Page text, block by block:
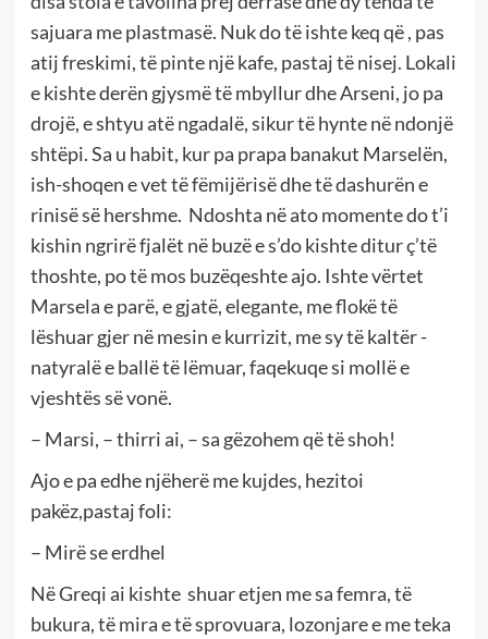
sajuara me plastmasë. Nuk do të ishte keq që , pas
atij freskimi, të pinte një kafe, pastaj të nisej. Lokali
e kishte derën gjysmë të mbyllur dhe Arseni, jo pa
drojë, e shtyu atë ngadalë, sikur të hynte në ndonjë
shtëpi. Sa u habit, kur pa prapa banakut Marselën,
ish-shoqen e vet të fëmijërisë dhe të dashurën e
rinisë së hershme. Ndoshta në ato momente do t’i
kishin ngrirë fjalët në buzë e s’do kishte ditur ç’të
thoshte, po të mos buzëqeshte ajo. Ishte vërtet
Marsela e parë, e gjatë, elegante, me flokë të
lëshuar gjer në mesin e kurrizit, me sy të kaltër -
natyralë e ballë të lëmuar, faqekuqe si mollë e
vjeshtës së vonë.
– Marsi, – thirri ai, – sa gëzohem që të shoh!
Ajo e pa edhe njëherë me kujdes, hezitoi
pakëz,pastaj foli:
– Mirë se erdhel
Në Greqi ai kishte shuar etjen me sa femra, të
bukura, të mira e të sprovuara, lozonjare e me teka